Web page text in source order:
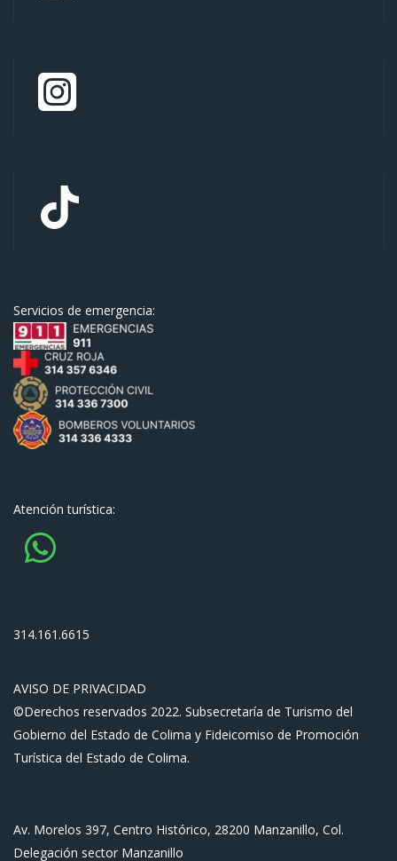
Servicios de emergencia:
Atención turística:
314.161.6615
AVISO DE PRIVACIDAD
©Derechos reservados 2022. Subsecretaría de Turismo del
Gobierno del Estado de Colima y Fideicomiso de Promoción
Turística del Estado de Colima.
Av. Morelos 397, Centro Histórico, 28200 Manzanillo, Col.
Delegación sector Manzanillo